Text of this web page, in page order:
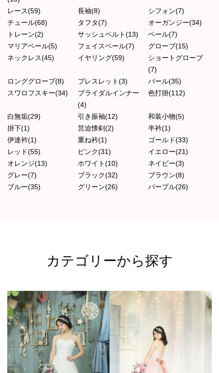
レース(59)
長袖(8)
シフォン(7)
チュール(68)
タフタ(7)
オーガンジー(34)
トレーン(2)
サッシュベルト(13)
ベール(7)
マリアベール(5)
フェイスベール(7)
グローブ(15)
ネックレス(45)
イヤリング(59)
ショートグローブ
(7)
ロンググローブ(8)
ブレスレット(3)
パール(35)
スワロフスキー(34)
ブライダルインナー
(4)
色打掛(112)
白無垢(29) 引き振袖(12)
和装小物(5)
掛下(1)
筥迫懐剣(2)
半衿(1)
伊達衿(1)
重ね衿(1)
ゴールド(33)
レッド(55)
ピンク(31)
イエロー(21)
オレンジ(13)
ホワイト(10)
ネイビー(3)
グレー(7)
ブラック(32)
ブラウン(8)
ブルー(35)
グリーン(26) パープル(26)
カテゴリーから探す